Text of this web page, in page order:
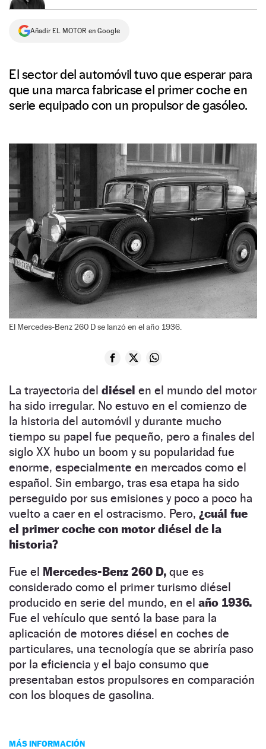
Añadir EL MOTOR en Google
El sector del automóvil tuvo que esperar para
que una marca fabricase el primer coche en
serie equipado con un propulsor de gasóleo.
El Mercedes-Benz 260 D se lanzó en el año 1936.
La trayectoria del diésel en el mundo del motor
ha sido irregular. No estuvo en el comienzo de
la historia del automóvil y durante mucho
tiempo su papel fue pequeño, pero a finales del
siglo XX hubo un boom y su popularidad fue
enorme, especialmente en mercados como el
español. Sin embargo, tras esa etapa ha sido
perseguido por sus emisiones y poco a poco ha
vuelto a caer en el ostracismo. Pero, ¿cuál fue
el primer coche con motor diésel de la
historia?
Fue el Mercedes-Benz 260 D, que es
considerado como el primer turismo diésel
producido en serie del mundo, en el año 1936.
Fue el vehículo que sentó la base para la
aplicación de motores diésel en coches de
particulares, una tecnología que se abriría paso
por la eficiencia y el bajo consumo que
presentaban estos propulsores en comparación
con los bloques de gasolina.
MÁS INFORMACIÓN